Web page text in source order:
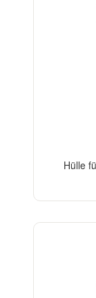
Hülle